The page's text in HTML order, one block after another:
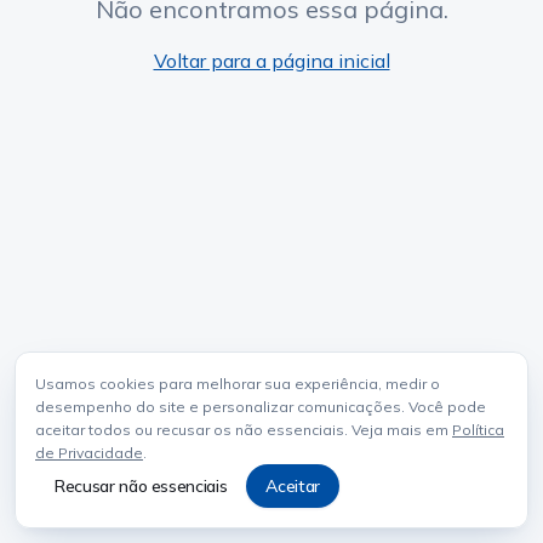
Usamos cookies para melhorar sua experiência, medir o
desempenho do site e personalizar comunicações. Você pode
aceitar todos ou recusar os não essenciais. Veja mais em Política
de Privacidade.
Recusar não essenciais Aceitar
Não encontramos essa página.
Voltar para a página inicial